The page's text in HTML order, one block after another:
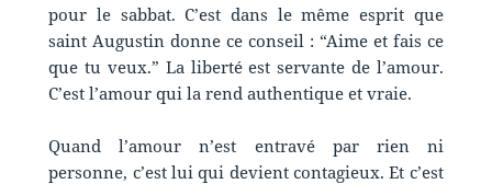
pour le sabbat. C’est dans le même esprit que
saint Augustin donne ce conseil : “Aime et fais ce
que tu veux.” La liberté est servante de l’amour.
C’est l’amour qui la rend authentique et vraie.
Quand l’amour n’est entravé par rien ni
personne, c’est lui qui devient contagieux. Et c’est